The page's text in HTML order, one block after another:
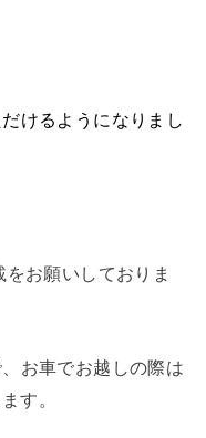
けるようになりまし
お願いしておりま
お車でお越しの際は
す。